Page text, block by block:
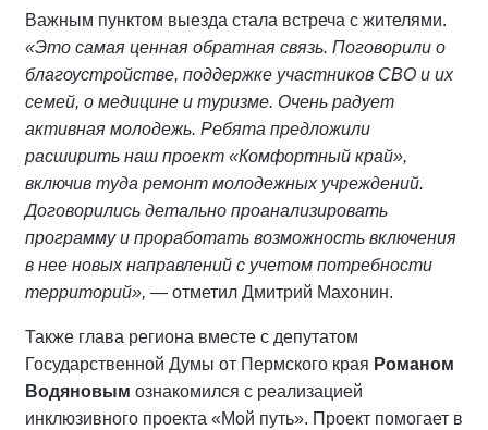
Важным пунктом выезда стала встреча с жителями.
«Это самая ценная обратная связь. Поговорили о
благоустройстве, поддержке участников СВО и их
семей, о медицине и туризме. Очень радует
активная молодежь. Ребята предложили
расширить наш проект «Комфортный край»,
включив туда ремонт молодежных учреждений.
Договорились детально проанализировать
программу и проработать возможность включения
в нее новых направлений с учетом потребности
территорий», — отметил Дмитрий Махонин.
Также глава региона вместе с депутатом
Государственной Думы от Пермского края Романом
Водяновым ознакомился с реализацией
инклюзивного проекта «Мой путь». Проект помогает в